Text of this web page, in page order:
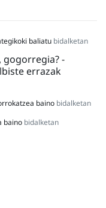
baliatu bidalketan
gogorregia? -
errazak
baino bidalketan
baino bidalketan